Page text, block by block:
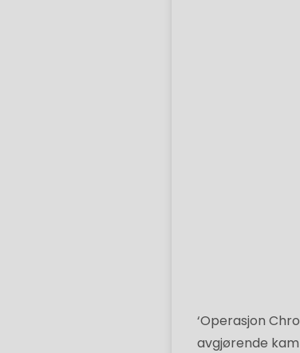
‘Operasjon
avgjørende